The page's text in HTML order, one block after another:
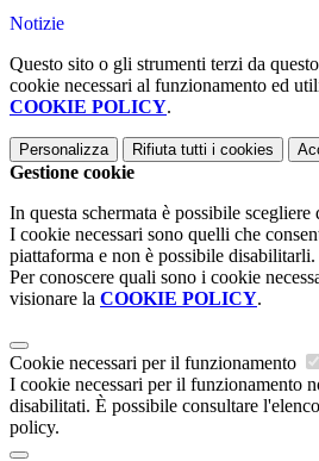
Notizie
Questo sito o gli strumenti terzi da
cookie necessari al funzionamento ed
COOKIE POLICY.
Personalizza Rifiuta tutti i cookies
Gestione cookie
In questa schermata è possibile
I cookie necessari sono quelli che
piattaforma e non è possibile disabilitarli.
Per conoscere quali sono i cookie
visionare la COOKIE POLICY.
Cookie necessari per il funzionamento
I cookie necessari per il funzionamento
disabilitati. È possibile consultare
policy.